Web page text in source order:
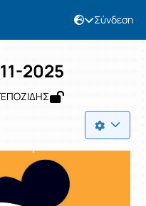
Σύνδεση
Δ΄25-11-2025
2025